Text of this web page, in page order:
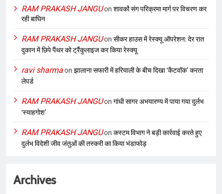
RAM PRAKASH JANGUon शावकों संग परिक्रमा मार्ग पर विचरण कर
रही बाघिन
RAM PRAKASH JANGUon सीकर हाउस में रेस्क्यू ऑपरेशन: देर रात
दुकान में छिपे पैंथर को ट्रैंकुलाइज कर किया रेस्क्यू
ravi sharmaon झालाना सफारी में हरियाली के बीच दिखा ‘कैटवॉक’ करता
लेपर्ड
RAM PRAKASH JANGUon गांधी सागर अभयारण्य में पाया गया दुर्लभ
‘स्याहगोश’
RAM PRAKASH JANGUon कस्टम विभाग ने बड़ी कार्रवाई करते हुए
दुर्लभ विदेशी जीव जंतुओं की तस्करी का किया भंडाफोड़
Archives